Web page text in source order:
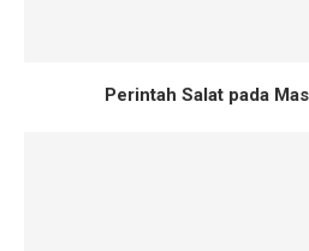
Perintah Salat pada